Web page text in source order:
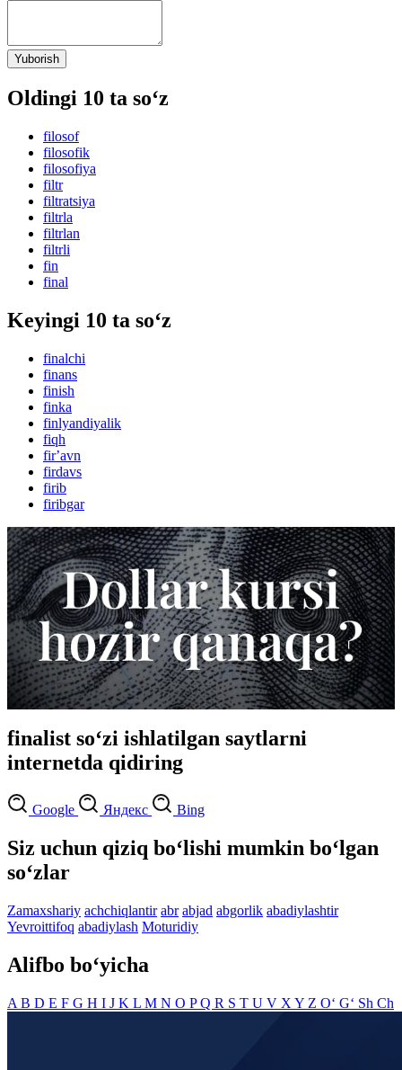
Yuborish
Oldingi 10 ta so‘z
filosof
filosofik
filosofiya
filtr
filtratsiya
filtrla
filtrlan
filtrli
fin
final
Keyingi 10 ta so‘z
finalchi
finans
finish
finka
finlyandiyalik
fiqh
firʼavn
firdavs
firib
firibgar
finalist so‘zi ishlatilgan saytlarni
internetda qidiring
Google Яндекс Bing
Siz uchun qiziq bo‘lishi mumkin bo‘lgan
so‘zlar
Zamaxshariy achchiqlantir abr abjad abgorlik abadiylashtir
Yevroittifoq abadiylash Moturidiy
Alifbo bo‘yicha
A B D E F G H I J K L M N O PQ R S T U V X Y Z O‘ G‘ Sh Ch